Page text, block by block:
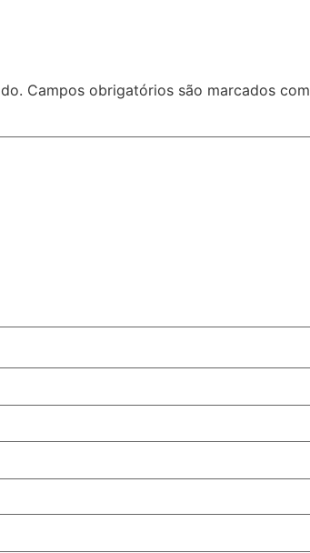
Campos obrigatórios são marcados com